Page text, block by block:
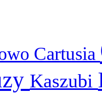
Cartusia
Kaszubi